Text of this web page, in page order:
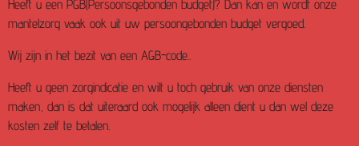
Heeft u een PGB(Persoonsgebonden budget)? Dan kan en wordt onze
mantelzorg vaak ook uit uw persoongebonden budget vergoed.
Wij zijn in het bezit van een AGB-code..
Heeft u geen zorgindicatie en wilt u toch gebruik van onze diensten
maken, dan is dat uiteraard ook mogelijk alleen dient u dan wel deze
kosten zelf te betalen.